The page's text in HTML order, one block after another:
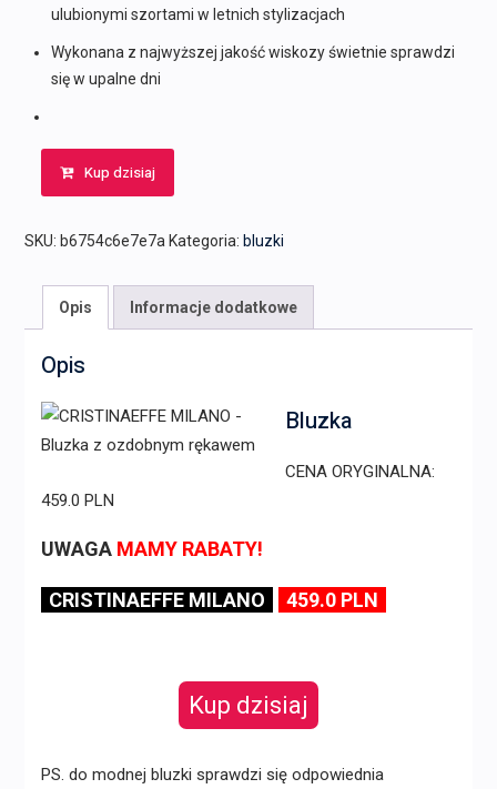
ulubionymi szortami w letnich stylizacjach
Wykonana z najwyższej jakość wiskozy świetnie sprawdzi
się w upalne dni
Kup dzisiaj
SKU: b6754c6e7e7a Kategoria: bluzki
Opis Informacje dodatkowe
Opis
Bluzka
CENA ORYGINALNA:
459.0 PLN
UWAGA MAMY RABATY!
CRISTINAEFFE MILANO 459.0 PLN
Kup dzisiaj
PS. do modnej bluzki sprawdzi się odpowiednia